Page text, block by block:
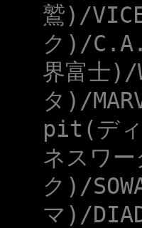
鷲)/
ク)/
界富士)/
タ)/
pit(ディ
ネスワ
ク)/
マ)/